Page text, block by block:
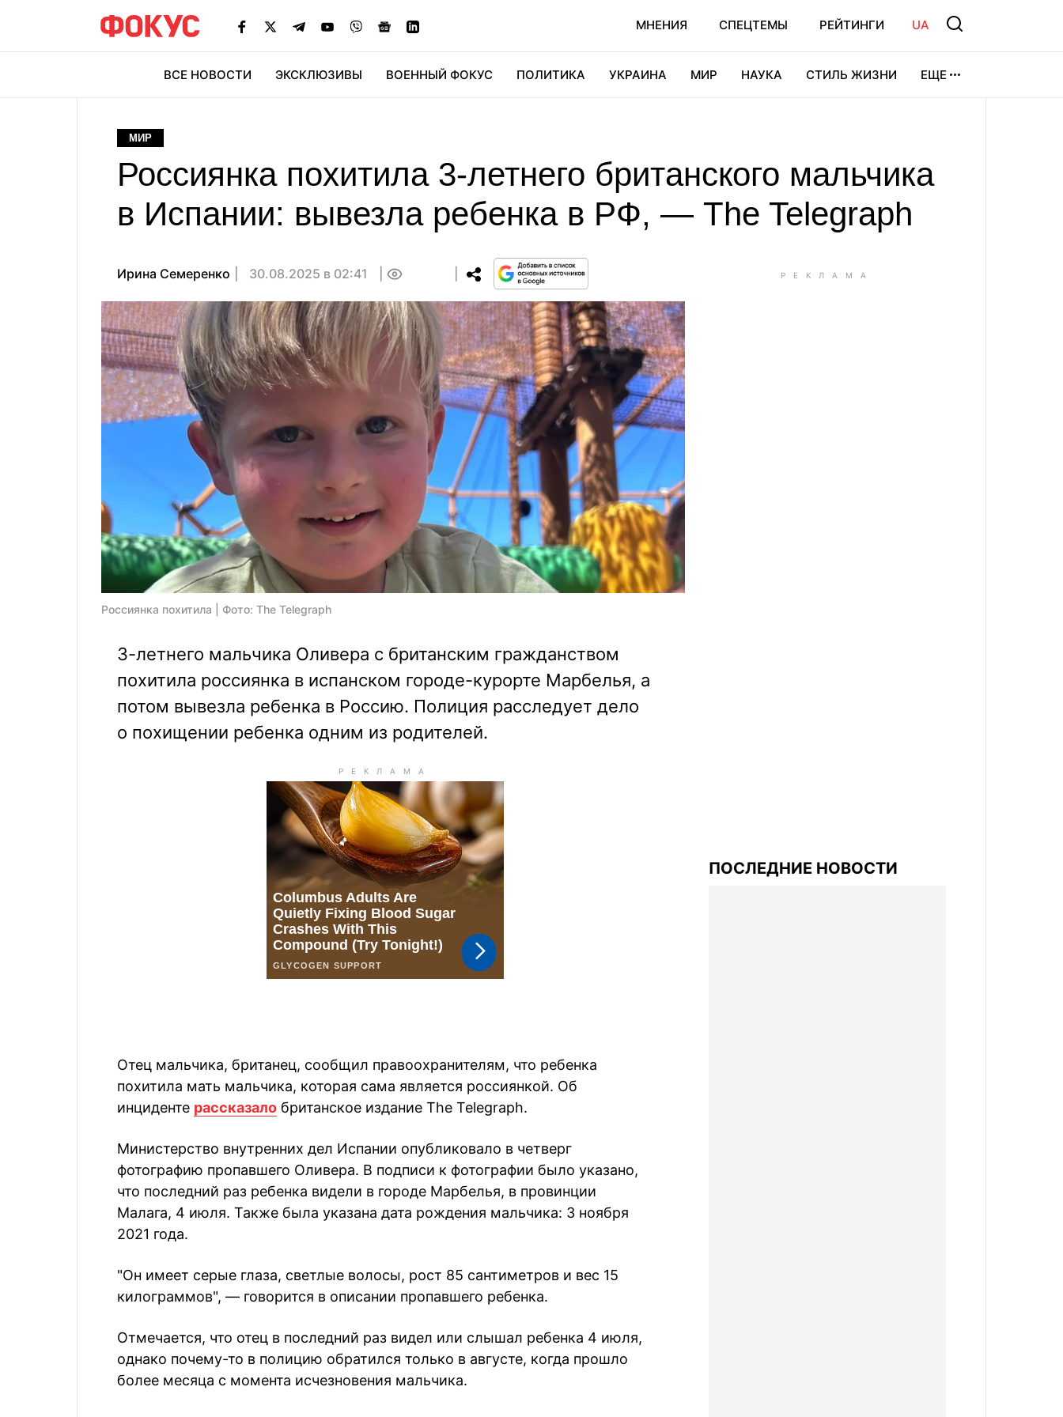
МНЕНИЯ СПЕЦТЕМЫ РЕЙТИНГИ UA
ВСЕ НОВОСТИ ЭКСКЛЮЗИВЫ ВОЕННЫЙ ФОКУС ПОЛИТИКА УКРАИНА МИР НАУКА СТИЛЬ ЖИЗНИ ЕЩЕ
МИР
Россиянка похитила 3-летнего британского мальчика
в Испании: вывезла ребенка в РФ, — The Telegraph
Ирина Семеренко 30.08.2025 в 02:41
Россиянка похитила | Фото: The Telegraph
3-летнего мальчика Оливера с британским гражданством
похитила россиянка в испанском городе-курорте Марбелья, а
потом вывезла ребенка в Россию. Полиция расследует дело
о похищении ребенка одним из родителей.
Отец мальчика, британец, сообщил правоохранителям, что ребенка
похитила мать мальчика, которая сама является россиянкой. Об
инциденте рассказало британское издание The Telegraph.
Министерство внутренних дел Испании опубликовало в четверг
фотографию пропавшего Оливера. В подписи к фотографии было указано,
что последний раз ребенка видели в городе Марбелья, в провинции
Малага, 4 июля. Также была указана дата рождения мальчика: 3 ноября
2021 года.
"Он имеет серые глаза, светлые волосы, рост 85 сантиметров и вес 15
килограммов", — говорится в описании пропавшего ребенка.
Отмечается, что отец в последний раз видел или слышал ребенка 4 июля,
однако почему-то в полицию обратился только в августе, когда прошло
более месяца с момента исчезновения мальчика.
ПОСЛЕДНИЕ НОВОСТИ